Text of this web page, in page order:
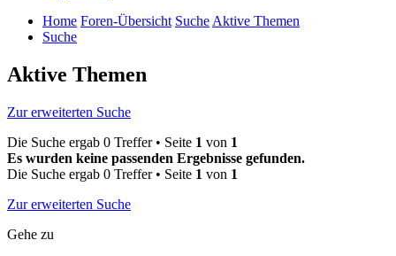
Home Foren-Übersicht SucheAktive Themen
Suche
Aktive Themen
Zur erweiterten Suche
Die Suche ergab 0 Treffer • Seite 1 von 1
Es wurden keine passenden Ergebnisse gefunden.
Die Suche ergab 0 Treffer • Seite 1 von 1
Zur erweiterten Suche
Gehe zu